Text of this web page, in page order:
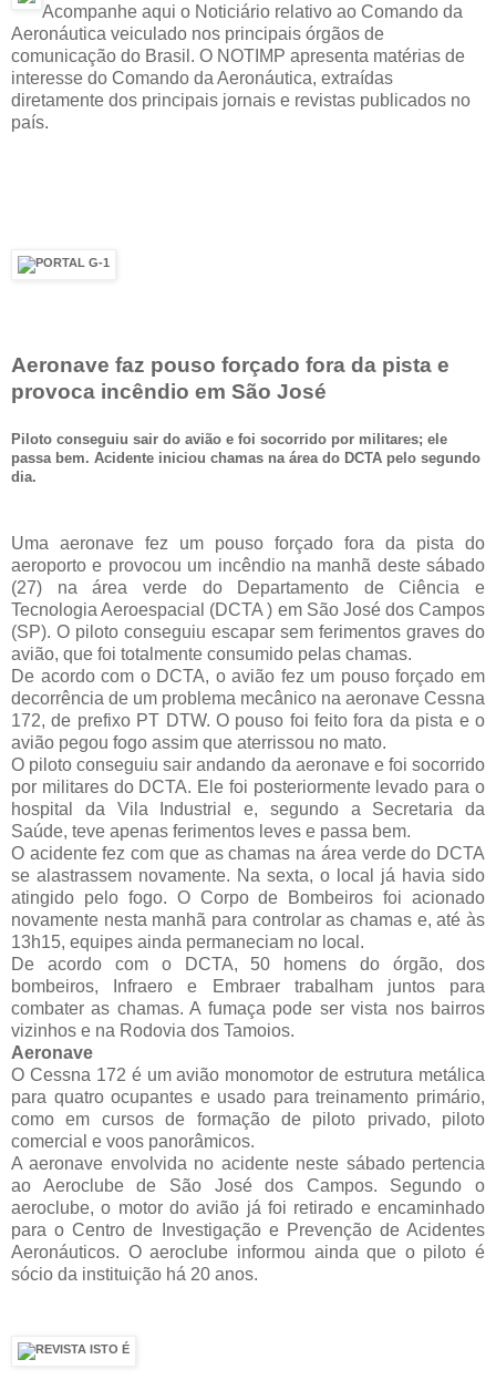
Acompanhe aqui o Noticiário relativo ao Comando da
Aeronáutica veiculado nos principais órgãos de
comunicação do Brasil. O NOTIMP apresenta matérias de
interesse do Comando da Aeronáutica, extraídas
diretamente dos principais jornais e revistas publicados no
país.
Aeronave faz pouso forçado fora da pista e
provoca incêndio em São José
Piloto conseguiu sair do avião e foi socorrido por militares; ele
passa bem. Acidente iniciou chamas na área do DCTA pelo segundo
dia.
Uma aeronave fez um pouso forçado fora da pista do
aeroporto e provocou um incêndio na manhã deste sábado
(27) na área verde do Departamento de Ciência e
Tecnologia Aeroespacial (DCTA ) em São José dos Campos
(SP). O piloto conseguiu escapar sem ferimentos graves do
avião, que foi totalmente consumido pelas chamas.
De acordo com o DCTA, o avião fez um pouso forçado em
decorrência de um problema mecânico na aeronave Cessna
172, de prefixo PT DTW. O pouso foi feito fora da pista e o
avião pegou fogo assim que aterrissou no mato.
O piloto conseguiu sair andando da aeronave e foi socorrido
por militares do DCTA. Ele foi posteriormente levado para o
hospital da Vila Industrial e, segundo a Secretaria da
Saúde, teve apenas ferimentos leves e passa bem.
O acidente fez com que as chamas na área verde do DCTA
se alastrassem novamente. Na sexta, o local já havia sido
atingido pelo fogo. O Corpo de Bombeiros foi acionado
novamente nesta manhã para controlar as chamas e, até às
13h15, equipes ainda permaneciam no local.
De acordo com o DCTA, 50 homens do órgão, dos
bombeiros, Infraero e Embraer trabalham juntos para
combater as chamas. A fumaça pode ser vista nos bairros
vizinhos e na Rodovia dos Tamoios.
Aeronave
O Cessna 172 é um avião monomotor de estrutura metálica
para quatro ocupantes e usado para treinamento primário,
como em cursos de formação de piloto privado, piloto
comercial e voos panorâmicos.
A aeronave envolvida no acidente neste sábado pertencia
ao Aeroclube de São José dos Campos. Segundo o
aeroclube, o motor do avião já foi retirado e encaminhado
para o Centro de Investigação e Prevenção de Acidentes
Aeronáuticos. O aeroclube informou ainda que o piloto é
sócio da instituição há 20 anos.